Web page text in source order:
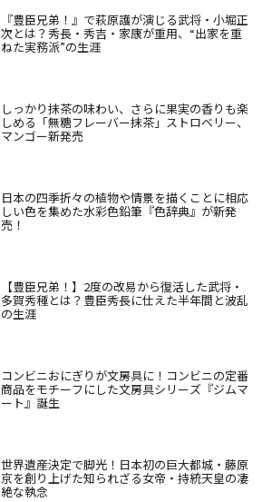
『豊臣兄弟！』で萩原護が演じる武将・小堀正
次とは？秀長・秀吉・家康が重用、“出家を重
ねた実務派”の生涯
しっかり抹茶の味わい、さらに果実の香りも楽
しめる「無糖フレーバー抹茶」ストロベリー、
マンゴー新発売
日本の四季折々の植物や情景を描くことに相応
しい色を集めた水彩色鉛筆『色辞典』が新発
売！
【豊臣兄弟！】2度の改易から復活した武将・
多賀秀種とは？豊臣秀長に仕えた半年間と波乱
の生涯
コンビニおにぎりが文房具に！コンビニの定番
商品をモチーフにした文房具シリーズ『ジムマ
ート』誕生
世界遺産決定で脚光！日本初の巨大都城・藤原
京を創り上げた知られざる女帝・持統天皇の凄
絶な執念